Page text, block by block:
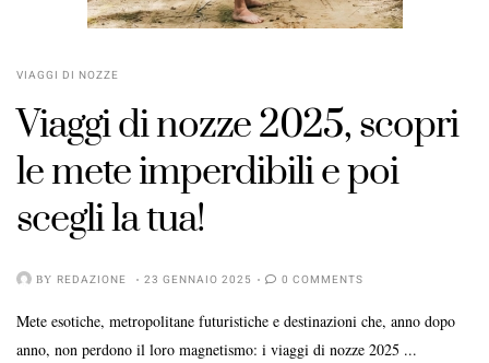
VIAGGI DI NOZZE
Viaggi di nozze 2025, scopri
le mete imperdibili e poi
scegli la tua!
BY REDAZIONE 23 GENNAIO 2025 0 COMMENTS
Mete esotiche, metropolitane futuristiche e destinazioni che, anno dopo
anno, non perdono il loro magnetismo: i viaggi di nozze 2025 ...